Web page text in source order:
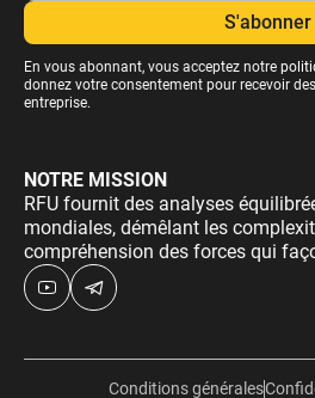
En vous abonnant, vous acceptez notre
donnez votre consentement pour recevoir
entreprise.
NOTRE MISSION
RFU fournit des analyses
mondiales, démêlant les
compréhension des forces qui
Conditions générales